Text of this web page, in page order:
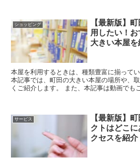
ショッピング
【最新版】
用したい！
大きい本屋を
本屋を利用するときは、種類豊富に揃って
本記事では、町田の大きい本屋の場所や、
くご紹介します。 また、本記事は動画でもご紹介しています！ 一番
サービス
【最新版】
クトはどこ
クセスを紹介